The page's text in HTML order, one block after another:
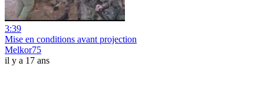
3:39
Mise en conditions avant projection
Melkor75
il y a 17 ans